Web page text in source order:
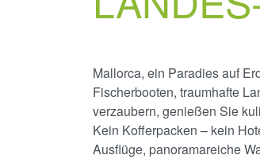
Mallorca, ein Paradies auf
Fischerbooten, traumhafte
verzaubern, genießen Sie
Kein Kofferpacken – kein
Ausflüge, panoramareiche